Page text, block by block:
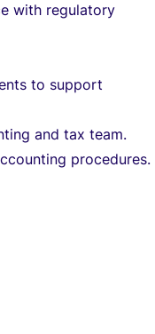
with regulatory
to support
and tax team.
procedures.